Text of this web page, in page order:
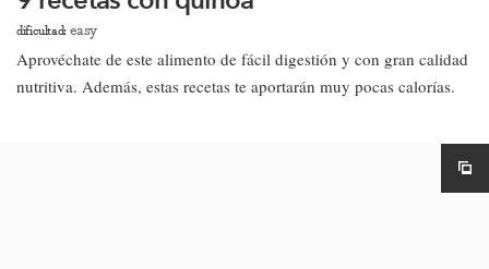
dificultad: easy
Aprovéchate de este alimento de fácil digestión y con gran calidad
nutritiva. Además, estas recetas te aportarán muy pocas calorías.